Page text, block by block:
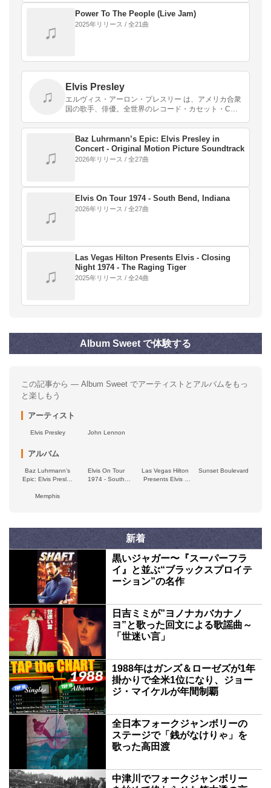
♫
Power To The People (Live Jam)
2025年リリース / 全21曲
♫
Elvis Presley
エルヴィス・アーロン・プレスリー は、アメリカ合衆
国の歌手、俳優。全世界のレコード・カセット・CD
も売れた音楽家の一人。「キング・オブ・ロックンロ
ール」…
♫
Baz Luhrmann’s Epic: Elvis Presley in
Concert - Original Motion Picture Soundtrack
2026年リリース / 全27曲
♫
Elvis On Tour 1974 - South Bend, Indiana
2026年リリース / 全27曲
♫
Las Vegas Hilton Presents Elvis - Closing
Night 1974 - The Raging Tiger
2025年リリース / 全24曲
Album Sweet で体験する
この記事から — Album Sweet でアーティストとアルバムをもっ
と楽しもう
アーティスト
Elvis Presley John Lennon
アルバム
Baz Luhrmann’s
Epic: Elvis Presley
Original Motion
Elvis On Tour
1974 - South
Las Vegas Hilton
Presents Elvis -
Sunset Boulevard
Memphis
新着
黒いジャガー〜『スーパーフラ
イ』と並ぶ“ブラックスプロイテ
ーション”の名作
日吉ミミが”ヨノナカバカナノ
ヨ”と歌った回文による歌謡曲～
「世迷い言」
1988年はガンズ＆ローゼズが1年
掛かりで全米1位になり、ジョー
ジ・マイケルが年間制覇
全日本フォークジャンボリーの
ステージで「銭がなけりゃ」を
歌った高田渡
中津川でフォークジャンボリー